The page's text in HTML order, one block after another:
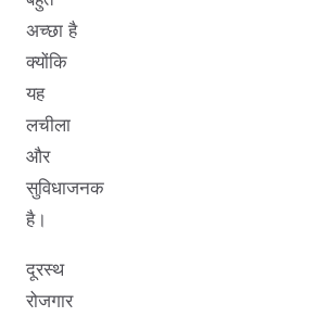
अच्छा है
क्योंकि
यह
लचीला
और
सुविधाजनक
है।
दूरस्थ
रोजगार